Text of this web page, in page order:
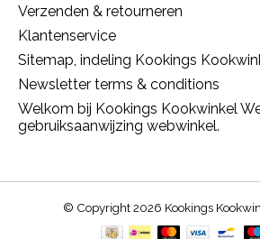
Verzenden & retourneren
Klantenservice
Sitemap, indeling Kookings
Newsletter terms & conditions
Welkom bij Kookings Kookwinkel
gebruiksaanwijzing webwinkel.
© Copyright 2026 Kookings